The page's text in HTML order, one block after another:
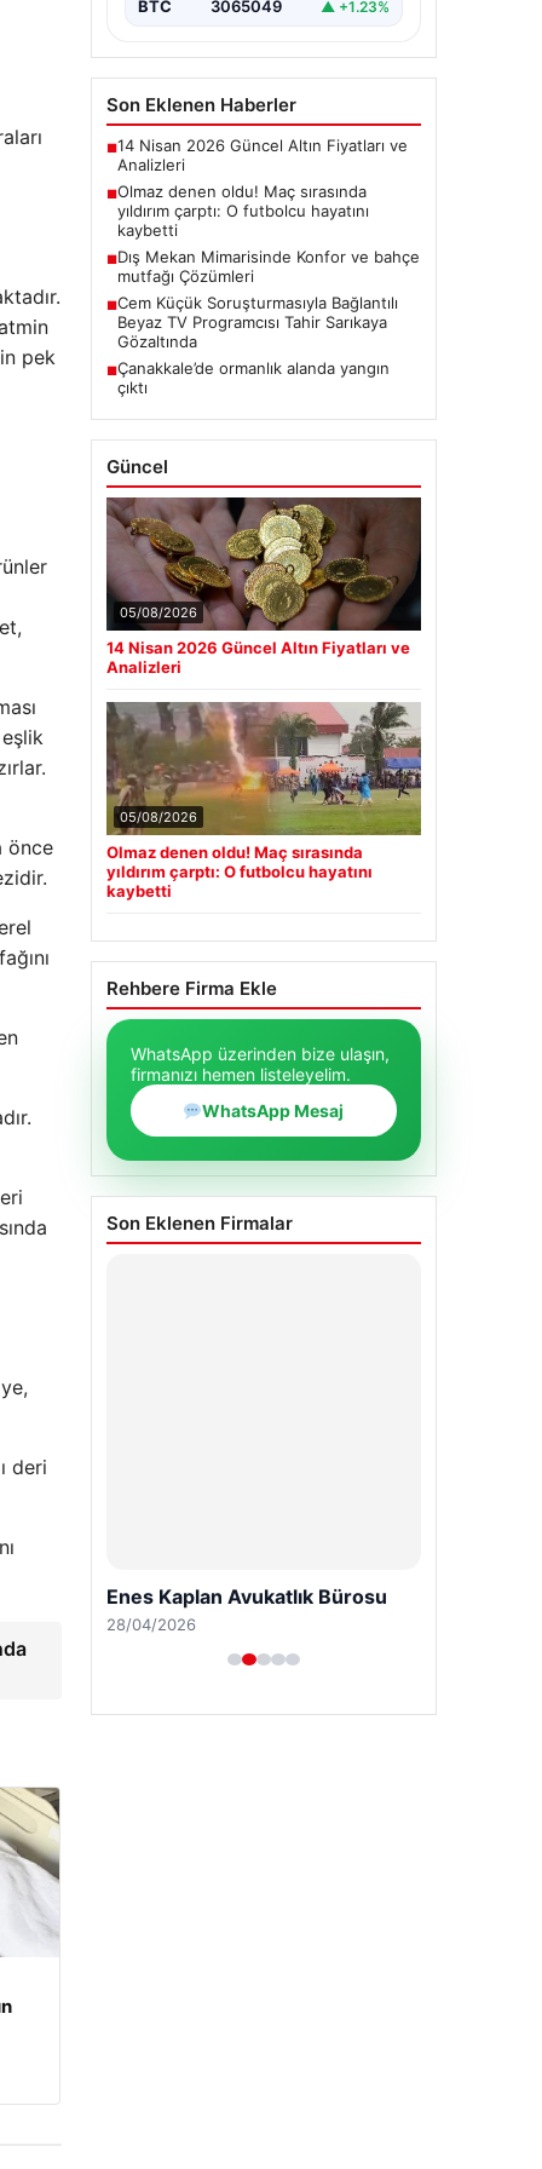
pek
önce
deri
BTC 3065049 ▲ +1.23%
Son Eklenen Haberler
■14 Nisan 2026 Güncel Altın Fiyatları ve
Analizleri
■Olmaz denen oldu! Maç sırasında
yıldırım çarptı: O futbolcu hayatını
kaybetti
■Dış Mekan Mimarisinde Konfor ve bahçe
mutfağı Çözümleri
■Cem Küçük Soruşturmasıyla Bağlantılı
Beyaz TV Programcısı Tahir Sarıkaya
Gözaltında
■Çanakkale’de ormanlık alanda yangın
çıktı
Güncel
05/08/2026
14 Nisan 2026 Güncel Altın Fiyatları ve
Analizleri
05/08/2026
Olmaz denen oldu! Maç sırasında
yıldırım çarptı: O futbolcu hayatını
kaybetti
Rehbere Firma Ekle
WhatsApp üzerinden bize ulaşın,
firmanızı hemen listeleyelim.
WhatsApp Mesaj
Son Eklenen Firmalar
Enes Kaplan Avukatlık Bürosu
28/04/2026